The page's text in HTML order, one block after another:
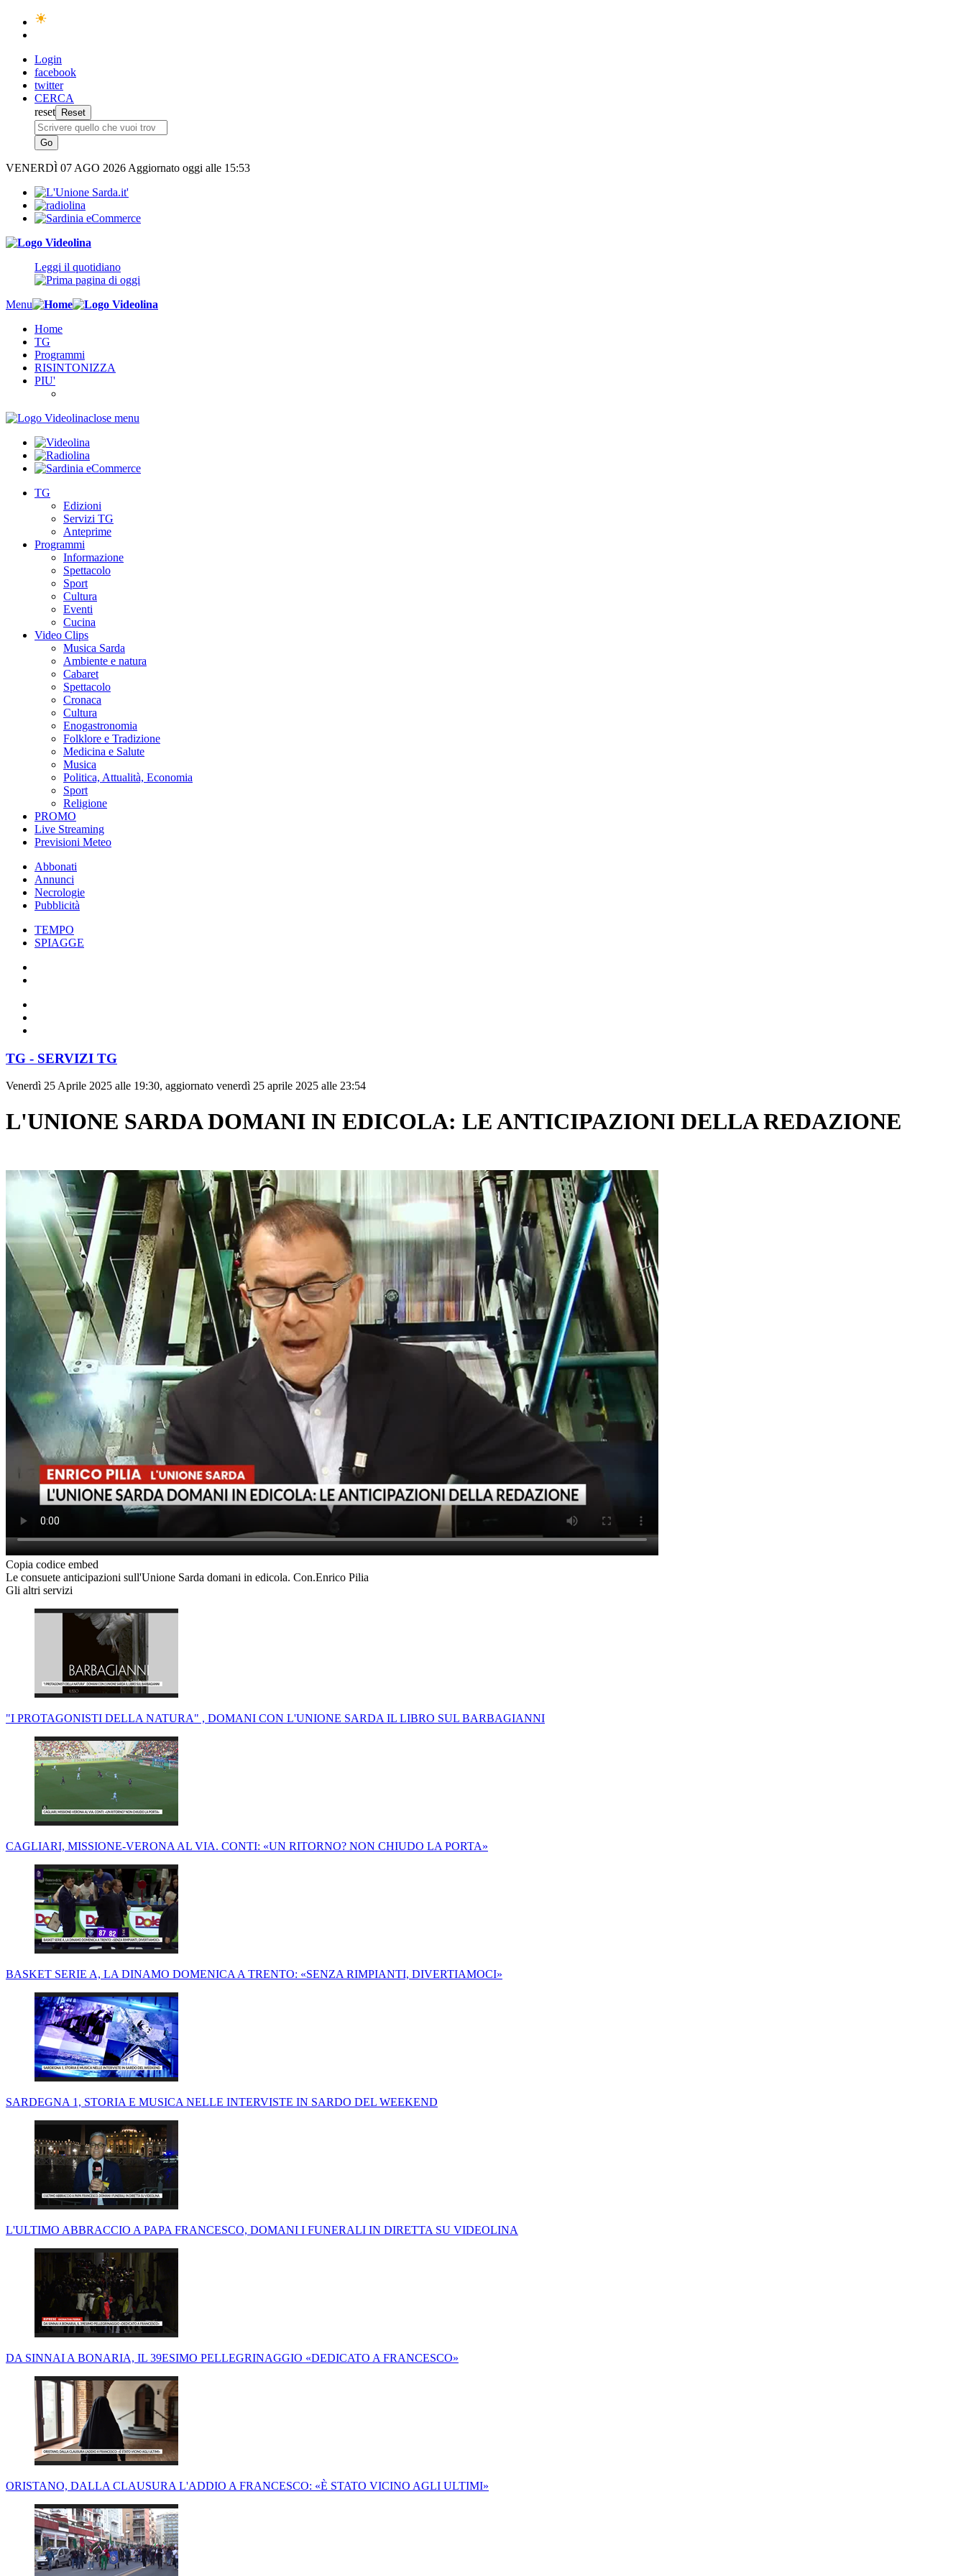
Login
facebook
twitter
CERCA
reset
VENERDÌ 07 AGO 2026 Aggiornato oggi alle 15:53
Leggi il quotidiano
Menu
Home
TG
Programmi
RISINTONIZZA
PIU'
close menu
TG
Edizioni
Servizi TG
Anteprime
Programmi
Informazione
Spettacolo
Sport
Cultura
Eventi
Cucina
Video Clips
Musica Sarda
Ambiente e natura
Cabaret
Spettacolo
Cronaca
Cultura
Enogastronomia
Folklore e Tradizione
Medicina e Salute
Musica
Politica, Attualità, Economia
Sport
Religione
PROMO
Live Streaming
Previsioni Meteo
Abbonati
Annunci
Necrologie
Pubblicità
TEMPO
SPIAGGE
TG - SERVIZI TG
Venerdì 25 Aprile 2025 alle 19:30, aggiornato venerdì 25 aprile 2025 alle 23:54
L'UNIONE SARDA DOMANI IN EDICOLA: LE ANTICIPAZIONI DELLA REDAZIONE
Copia codice embed
Le consuete anticipazioni sull'Unione Sarda domani in edicola. Con.Enrico Pilia
Gli altri servizi
"I PROTAGONISTI DELLA NATURA" , DOMANI CON L'UNIONE SARDA IL LIBRO SUL BARBAGIANNI
CAGLIARI, MISSIONE-VERONA AL VIA. CONTI: «UN RITORNO? NON CHIUDO LA PORTA»
BASKET SERIE A, LA DINAMO DOMENICA A TRENTO: «SENZA RIMPIANTI, DIVERTIAMOCI»
SARDEGNA 1, STORIA E MUSICA NELLE INTERVISTE IN SARDO DEL WEEKEND
L'ULTIMO ABBRACCIO A PAPA FRANCESCO, DOMANI I FUNERALI IN DIRETTA SU VIDEOLINA
DA SINNAI A BONARIA, IL 39ESIMO PELLEGRINAGGIO «DEDICATO A FRANCESCO»
ORISTANO, DALLA CLAUSURA L'ADDIO A FRANCESCO: «È STATO VICINO AGLI ULTIMI»